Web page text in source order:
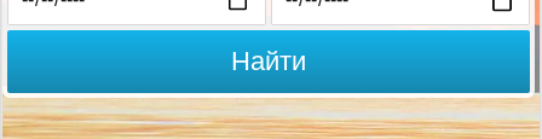
Найти